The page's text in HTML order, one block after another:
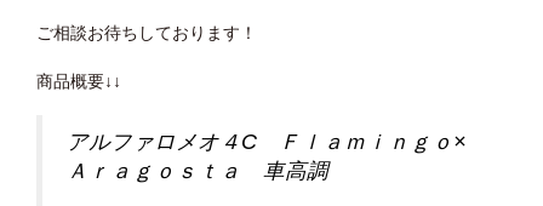
ご相談お待ちしております！
商品概要↓↓
アルファロメオ４C Ｆｌａｍｉｎｇｏ×
Ａｒａｇｏｓｔａ 車高調